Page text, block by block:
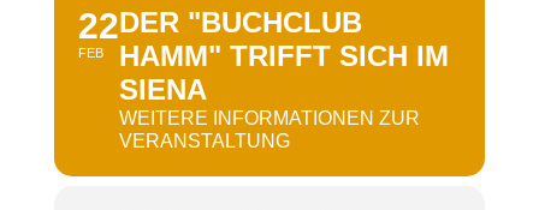
22
FEB
DER "BUCHCLUB
HAMM" TRIFFT SICH IM
SIENA
WEITERE INFORMATIONEN ZUR
VERANSTALTUNG